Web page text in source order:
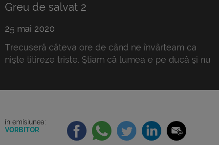
Greu de salvat 2
25 mai 2020
Trecuseră câteva ore de când ne învârteam ca
nişte titireze triste. Ştiam că lumea e pe ducă şi nu
Chibzuinţei. Am avut amândoi acelaşi gând: după
ce ne vom îndeplini misiunea, o să […]
în emisiunea:
VORBITOR